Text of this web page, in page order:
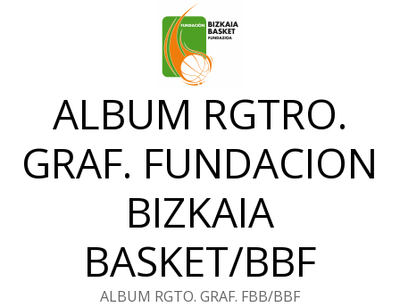
ALBUM RGTRO.
GRAF. FUNDACION
BIZKAIA
BASKET/BBF
ALBUM RGTO. GRAF. FBB/BBF